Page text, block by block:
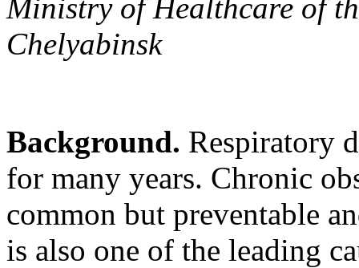
Ministry of Healthcare of
Chelyabinsk
Background. Respiratory
for many years. Chronic
common but preventable
is also one of the leading